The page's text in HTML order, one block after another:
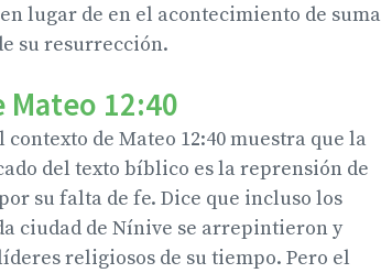
lugar de en el acontecimiento de suma
su resurrección.
Mateo 12:40
de Mateo 12:40 muestra que la
del texto bíblico es la reprensión de
su falta de fe. Dice que incluso los
ciudad de Nínive se arrepintieron y
religiosos de su tiempo. Pero el